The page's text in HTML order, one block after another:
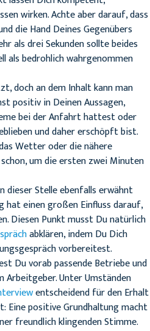
wirken. Achte aber darauf, dass
die Hand Deines Gegenübers
als drei Sekunden sollte beides
als bedrohlich wahrgenommen
doch an dem Inhalt kann man
positiv in Deinen Aussagen,
bei der Anfahrt hattest oder
und daher erschöpft bist.
Wetter oder die nähere
um die ersten zwei Minuten
dieser Stelle ebenfalls erwähnt
hat einen großen Einfluss darauf,
Diesen Punkt musst Du natürlich
abklären, indem Du Dich
vorbereitest.
Du vorab passende Betriebe und
Unter Umständen
entscheidend für den Erhalt
Eine positive Grundhaltung macht
freundlich klingenden Stimme.